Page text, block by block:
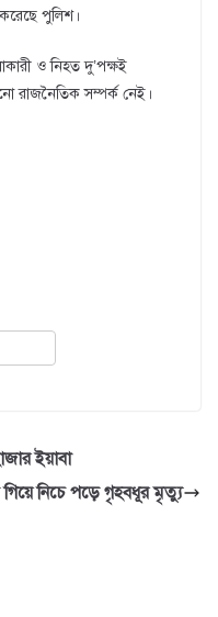
পুলিশ।
ও নিহত দু’পক্ষই
রাজনৈতিক সম্পর্ক নেই।
ইয়াবা
গিয়ে নিচে পড়ে গৃহবধূর মৃত্যু